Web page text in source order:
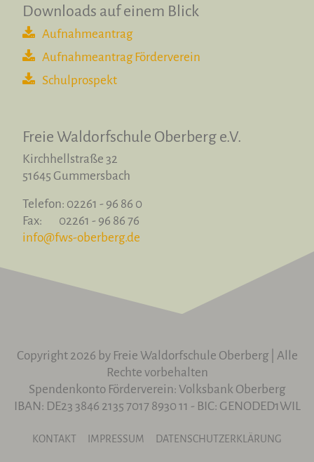
Downloads auf einem Blick
Aufnahmeantrag
Aufnahmeantrag Förderverein
Schulprospekt
Freie Waldorfschule Oberberg e.V.
Kirchhellstraße 32
51645 Gummersbach
Telefon: 02261 - 96 86 0
Fax: 02261 - 96 86 76
info@fws-oberberg.de
Copyright 2026 by Freie Waldorfschule Oberberg | Alle
Rechte vorbehalten
Spendenkonto Förderverein: Volksbank Oberberg
IBAN: DE23 3846 2135 7017 8930 11 - BIC: GENODED1WIL
KONTAKT IMPRESSUM DATENSCHUTZERKLÄRUNG